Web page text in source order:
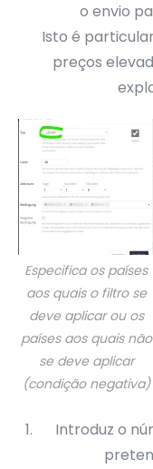
o envio
Isto é
preços
Especifica os países
aos quais o filtro se
deve aplicar ou os
países aos quais não
se deve aplicar
(condição negativa)
Introduz o